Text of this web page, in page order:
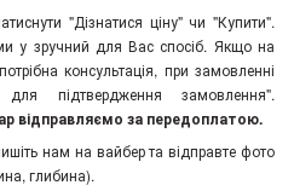
"Дізнатися ціну" чи "Купити".
у зручний для Вас спосіб. Якщо на
консультація, при замовленні
підтвердження замовлення".
відправляємо за передоплатою.
нам на вайбер та відправте фото
глибина).